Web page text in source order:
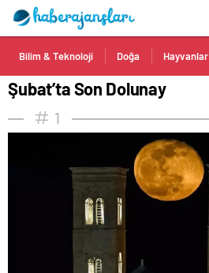
Bilim & Teknoloji Doğa Hayvanlar
Şubat’ta Son Dolunay
1